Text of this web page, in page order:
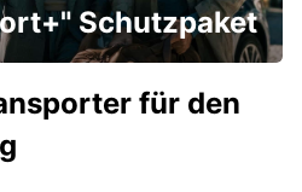
Schutzpaket
für den